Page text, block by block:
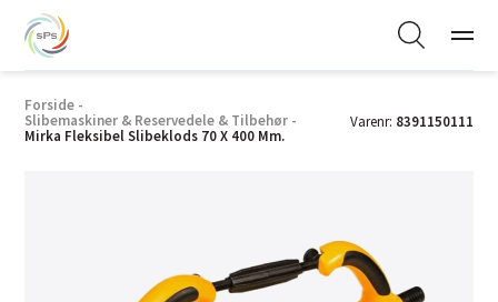
Forside -
Slibemaskiner & Reservedele & Tilbehør -
Mirka Fleksibel Slibeklods 70 X 400 Mm.
Varenr: 8391150111